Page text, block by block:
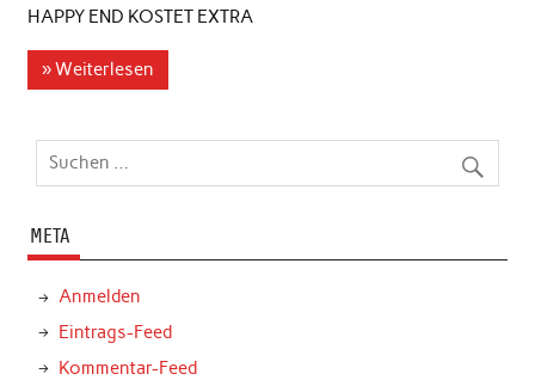
HAPPY END KOSTET EXTRA
» Weiterlesen
META
Anmelden
Eintrags-Feed
Kommentar-Feed